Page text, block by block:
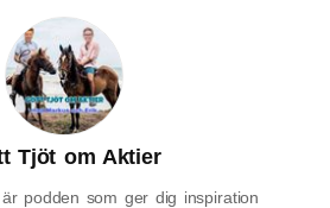
Tjöt om Aktier
podden som ger dig inspiration